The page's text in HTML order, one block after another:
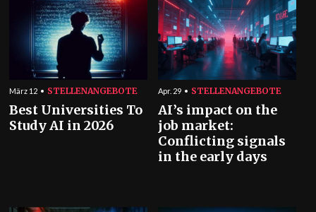
März 12 STELLENANGEBOTE
Best Universities To
Study AI in 2026
Apr. 29 STELLENANGEBOTE
AI’s impact on the
job market:
Conflicting signals
in the early days